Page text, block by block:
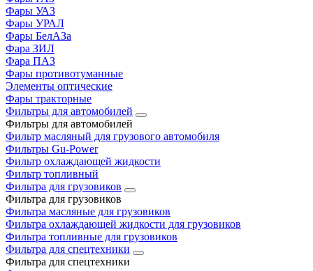
Фары УАЗ
Фары УРАЛ
Фары БелАЗа
Фара ЗИЛ
Фара ПАЗ
Фары противотуманные
Элементы оптические
Фары тракторные
Фильтры для автомобилей
Фильтры для автомобилей
Фильтр масляный для грузового автомобиля
Фильтры Gu-Power
Фильтр охлаждающей жидкости
Фильтр топливный
Фильтра для грузовиков
Фильтра для грузовиков
Фильтра масляные для грузовиков
Фильтра охлаждающей жидкости для грузовиков
Фильтра топливные для грузовиков
Фильтра для спецтехники
Фильтра для спецтехники